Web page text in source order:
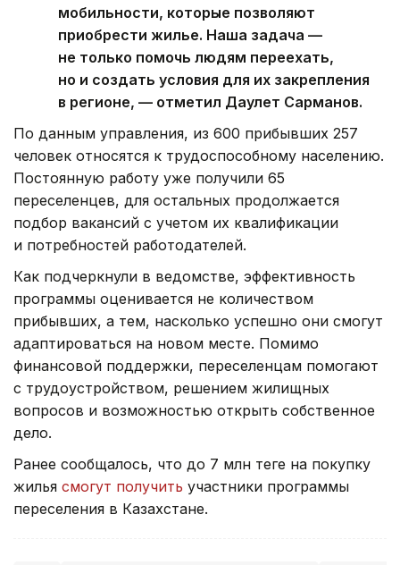
мобильности, которые позволяют
приобрести жилье. Наша задача —
не только помочь людям переехать,
но и создать условия для их закрепления
в регионе, — отметил Даулет Сарманов.
По данным управления, из 600 прибывших 257
человек относятся к трудоспособному населению.
Постоянную работу уже получили 65
переселенцев, для остальных продолжается
подбор вакансий с учетом их квалификации
и потребностей работодателей.
Как подчеркнули в ведомстве, эффективность
программы оценивается не количеством
прибывших, а тем, насколько успешно они смогут
адаптироваться на новом месте. Помимо
финансовой поддержки, переселенцам помогают
с трудоустройством, решением жилищных
вопросов и возможностью открыть собственное
дело.
Ранее сообщалось, что до 7 млн теңге на покупку
жилья смогут получить участники программы
переселения в Казахстане.